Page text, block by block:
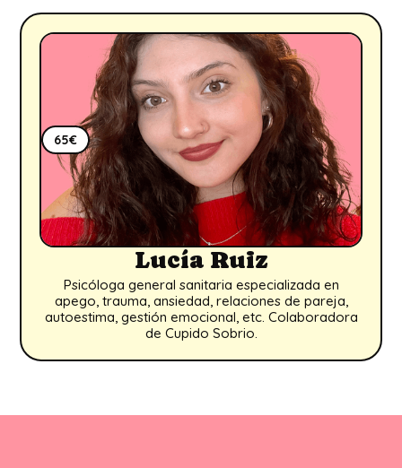
65€
Lucía Ruiz
Psicóloga general sanitaria especializada en
apego, trauma, ansiedad, relaciones de pareja,
autoestima, gestión emocional, etc. Colaboradora
de Cupido Sobrio.